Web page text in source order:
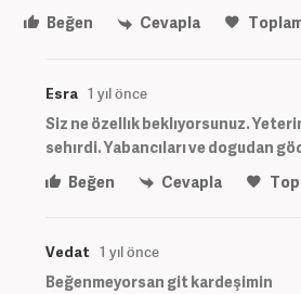
Beğen
Cevapla
Esra 1 yıl önce
Siz ne özellık beklıyorsunuz.
sehırdi. Yabancıları ve dogudan
Beğen
Cevapla
Vedat 1 yıl önce
Beğenmeyorsan git kardeşimin